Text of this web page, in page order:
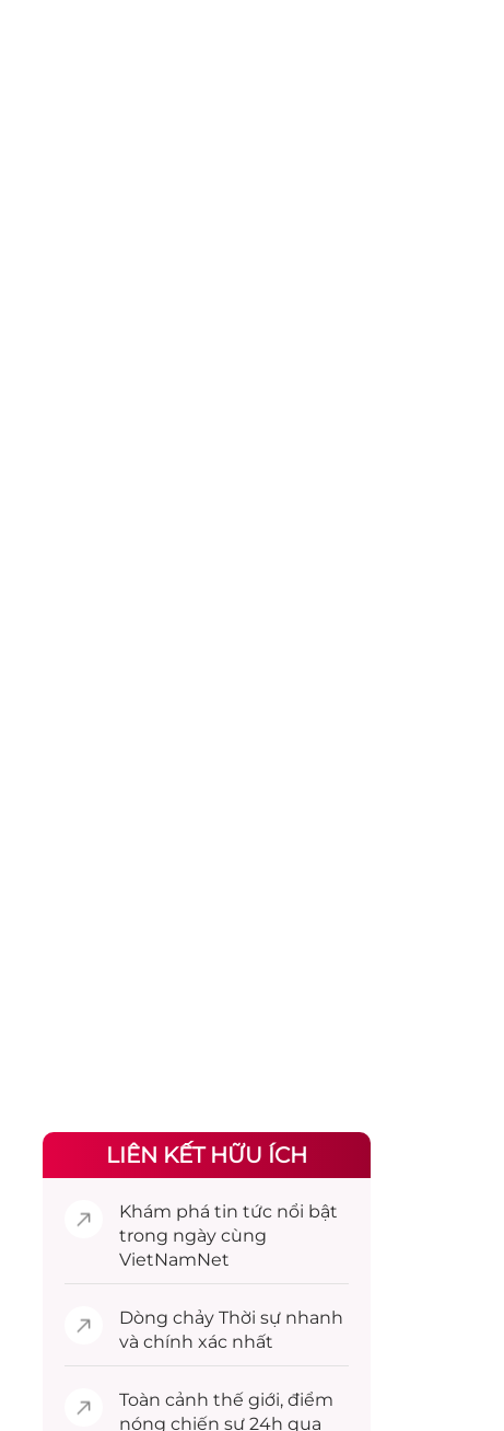
LIÊN KẾT HỮU ÍCH
Khám phá tin tức nổi bật
trong ngày cùng
VietNamNet
Dòng chảy Thời sự nhanh
và chính xác nhất
Toàn cảnh thế giới, điểm
nóng chiến sự 24h qua